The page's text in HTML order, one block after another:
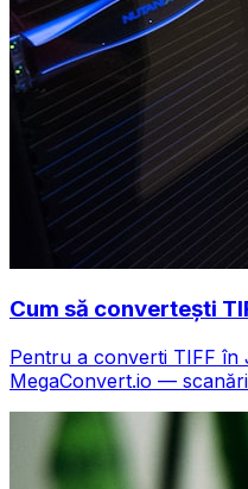
Cum să convertești
Pentru a converti TIFF în
MegaConvert.io —